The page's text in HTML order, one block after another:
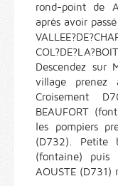
rond-point de
après avoir
Descendez sur
village prenez
Croisement
BEAUFORT
les pompiers
(D732). Petite
(fontaine) puis
AOUSTE (D731)